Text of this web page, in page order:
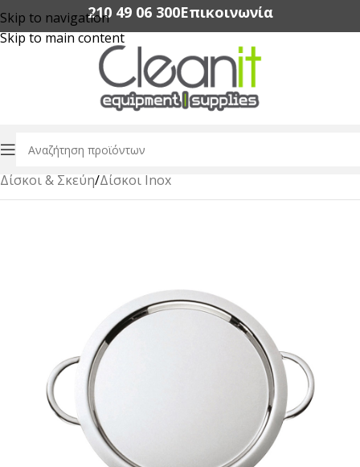
Skip to navigation
Skip to main content
210 49 06 300‬Επικοινωνία
Αρχική σελίδα/Εξοπλισμός Εστίασης
Δίσκοι & Σκεύη/Δίσκοι Ιnox